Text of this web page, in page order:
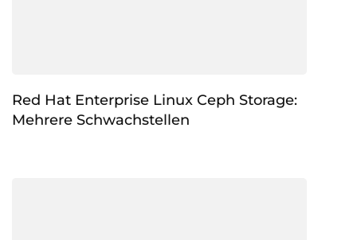
Red Hat Enterprise Linux Ceph Storage:
Mehrere Schwachstellen